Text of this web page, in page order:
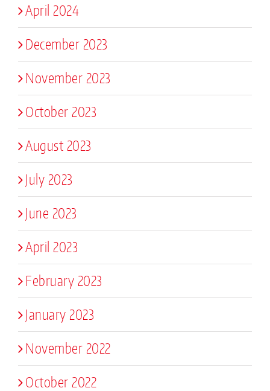
April 2024
December 2023
November 2023
October 2023
August 2023
July 2023
June 2023
April 2023
February 2023
January 2023
November 2022
October 2022